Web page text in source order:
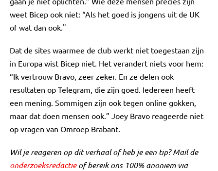
weet Bicep ook niet: “Als het goed is jongens uit de UK
of wat dan ook."
Dat de sites waarmee de club werkt niet toegestaan zijn
in Europa wist Bicep niet. Het verandert niets voor hem:
“Ik vertrouw Bravo, zeer zeker. En ze delen ook
resultaten op Telegram, die zijn goed. Iedereen heeft
een mening. Sommigen zijn ook tegen online gokken,
maar dat doen mensen ook.” Joey Bravo reageerde niet
op vragen van Omroep Brabant.
Wil je reageren op dit verhaal of heb je een tip? Mail de
onderzoeksredactieof bereik ons 100% anoniem via